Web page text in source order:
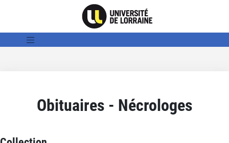
Obituaires - Nécrologes